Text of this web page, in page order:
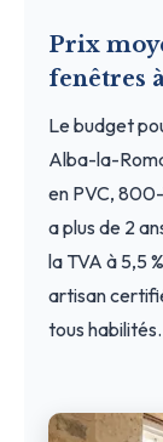
Prix
fenêtres
Le budget
Alba-la-
en PVC,
a plus de 2
la TVA à 5,5
artisan
tous habilités.